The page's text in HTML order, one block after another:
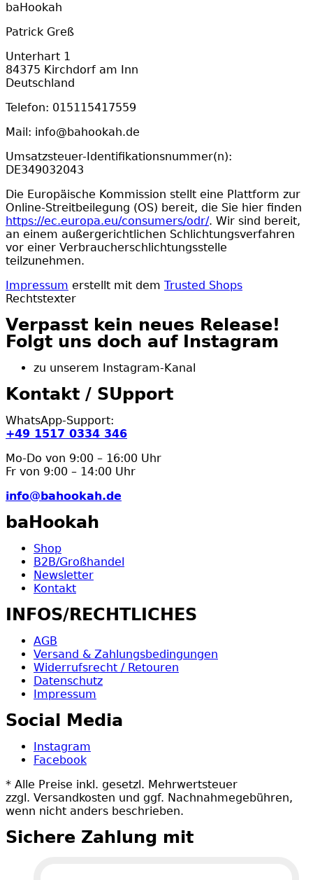
baHookah
Patrick Greß
Unterhart 1
84375 Kirchdorf am Inn
Deutschland
Telefon: 015115417559
Mail: info@bahookah.de
Umsatzsteuer-Identifikationsnummer(n):
DE349032043
Die Europäische Kommission stellt eine Plattform zur
Online-Streitbeilegung (OS) bereit, die Sie hier finden
https://ec.europa.eu/consumers/odr/. Wir sind bereit,
an einem außergerichtlichen Schlichtungsverfahren
vor einer Verbraucherschlichtungsstelle
teilzunehmen.
Impressum erstellt mit dem Trusted Shops
Rechtstexter
Verpasst kein neues Release!
Folgt uns doch auf Instagram
zu unserem Instagram-Kanal
Kontakt / SUpport
WhatsApp-Support:
+49 1517 0334 346‬
Mo-Do von 9:00 – 16:00 Uhr
Fr von 9:00 – 14:00 Uhr
info@bahookah.de
baHookah
Shop
B2B/Großhandel
Newsletter
Kontakt
INFOS/RECHTLICHES
AGB
Versand & Zahlungsbedingungen
Widerrufsrecht / Retouren
Datenschutz
Impressum
Social Media
Instagram
Facebook
* Alle Preise inkl. gesetzl. Mehrwertsteuer
zzgl. Versandkosten und ggf. Nachnahmegebühren,
wenn nicht anders beschrieben.
Sichere Zahlung mit